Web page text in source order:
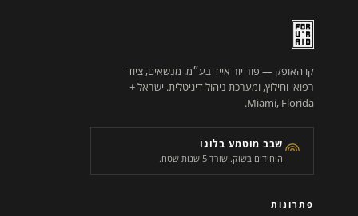
קו האופק — פור יור אייד בע״מ. מנשאים, ציוד
רפואי וחילוץ, ומערכת ניהול דיגיטלית. ישראל +
Miami, Florida.
שבב מוטמע בלוגו
היחידים בשוק. שורד 5 שנות שטח.
פתרונות